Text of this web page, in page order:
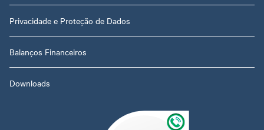
Privacidade e Proteção de Dados
Balanços Financeiros
Downloads